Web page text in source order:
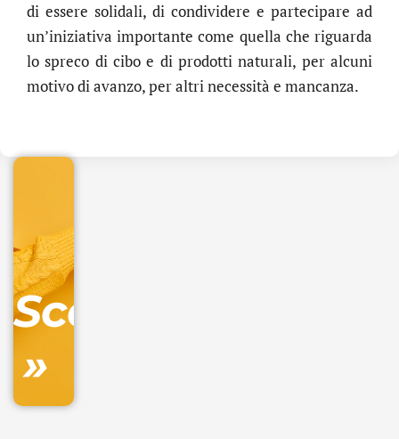
di essere solidali, di condividere e partecipare ad
un’iniziativa importante come quella che riguarda
lo spreco di cibo e di prodotti naturali, per alcuni
motivo di avanzo, per altri necessità e mancanza.
Scopri
»
.online